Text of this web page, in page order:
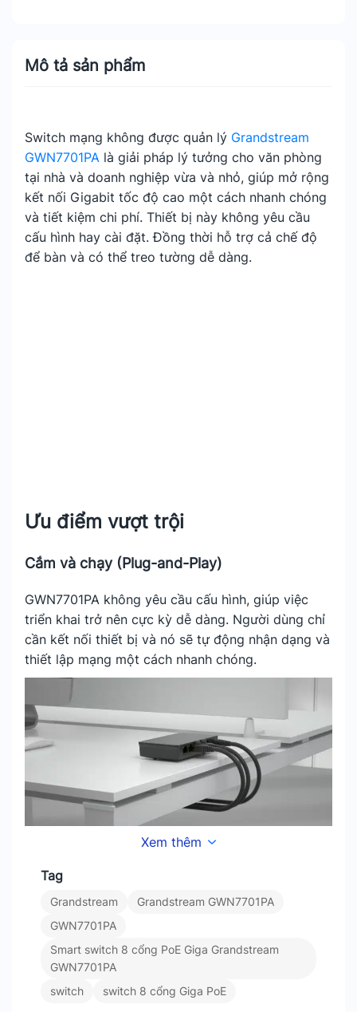
Mô tả sản phẩm
Switch mạng không được quản lý Grandstream
GWN7701PA là giải pháp lý tưởng cho văn phòng
tại nhà và doanh nghiệp vừa và nhỏ, giúp mở rộng
kết nối Gigabit tốc độ cao một cách nhanh chóng
và tiết kiệm chi phí. Thiết bị này không yêu cầu
cấu hình hay cài đặt. Đồng thời hỗ trợ cả chế độ
để bàn và có thể treo tường dễ dàng.
Ưu điểm vượt trội
Cắm và chạy (Plug-and-Play)
GWN7701PA không yêu cầu cấu hình, giúp việc
triển khai trở nên cực kỳ dễ dàng. Người dùng chỉ
cần kết nối thiết bị và nó sẽ tự động nhận dạng và
thiết lập mạng một cách nhanh chóng.
Grandstream GWN7701PA có tính năng cắm và chạy
Cổng Gigabit RJ45 và PoE+
cấp tốc độ kết nối nhanh chóng lên đến
khả năng cung cấp lên tới 30W trên mỗi cổng.
Xem thêm
Tag
Grandstream
Grandstream GWN7701PA
GWN7701PA
Smart switch 8 cổng PoE Giga Grandstream
GWN7701PA
switch
switch 8 cổng Giga PoE